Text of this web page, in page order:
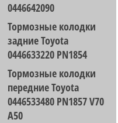
0446642090
Тормозные колодки
задние Toyota
0446633220 PN1854
Тормозные колодки
передние Toyota
0446533480 PN1857 V70
A50